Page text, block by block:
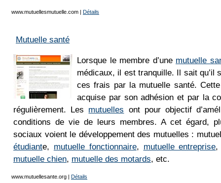
www.mutuellesmutuelle.com | Détails
Mutuelle santé
Lorsque le membre d’une mutuelle
médicaux, il est tranquille. Il sait qu’il
ces frais par la mutuelle santé.
acquise par son adhésion et par la
régulièrement. Les mutuelles ont pour objectif
conditions de vie de leurs membres. A cet égard,
sociaux voient le développement des mutuelles :
étudiante, mutuelle fonctionnaire, mutuelle entreprise
mutuelle chien, mutuelle des motards, etc.
www.mutuellesante.org | Détails